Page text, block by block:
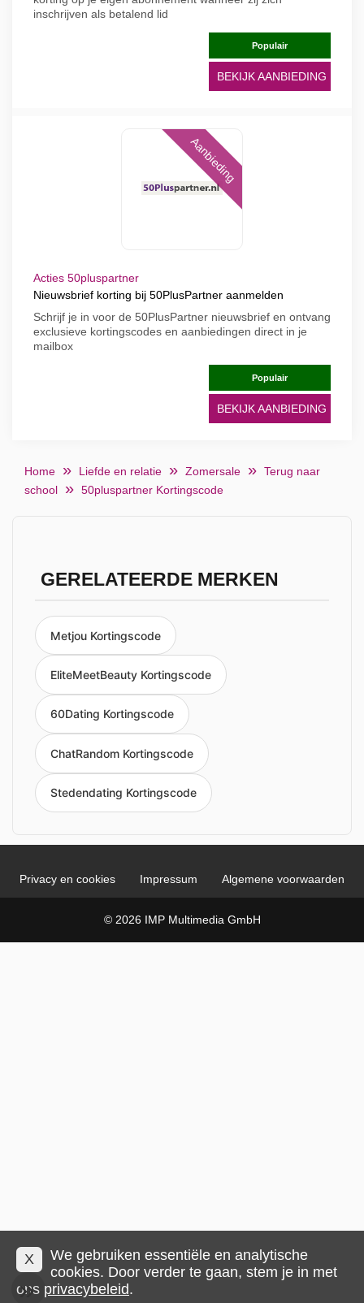
inschrijven als betalend lid
Populair
BEKIJK AANBIEDING
Aanbieding
Acties 50pluspartner
Nieuwsbrief korting bij 50PlusPartner aanmelden
Schrijf je in voor de 50PlusPartner nieuwsbrief en ontvang
exclusieve kortingscodes en aanbiedingen direct in je
mailbox
Populair
BEKIJK AANBIEDING
Home Liefde en relatie Zomersale
Terug naar
school
50pluspartner Kortingscode
GERELATEERDE MERKEN
Metjou Kortingscode
EliteMeetBeauty Kortingscode
60Dating Kortingscode
ChatRandom Kortingscode
Stedendating Kortingscode
Privacy en cookies Impressum Algemene voorwaarden
© 2026 IMP Multimedia GmbH
X
We gebruiken essentiële en analytische
cookies. Door verder te gaan, stem je in met
ons privacybeleid.